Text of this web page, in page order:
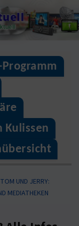
Programm
Kulissen
TOM UND JERRY:
MEDIATHEKEN